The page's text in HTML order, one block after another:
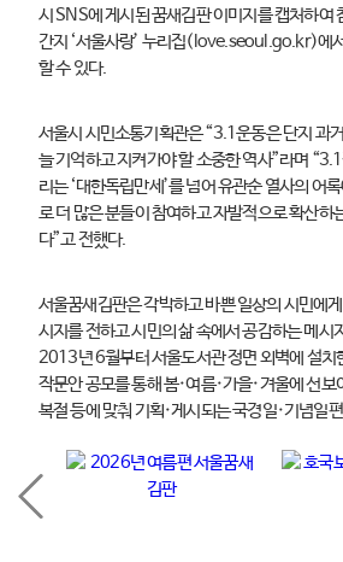
시 SNS에 게시된 꿈새김판 이미지를 캡처하여
간지 ‘서울사랑’ 누리집(love.seoul.go.kr)에
할 수 있다.
서울시 시민소통기획관은 “3.1운동은 단지 과
늘 기억하고 지켜가야 할 소중한 역사”라며
리는 ‘대한독립만세’를 넘어 유관순 열사의 어
로 더 많은 분들이 참여하고 자발적으로 확산하
다”고 전했다.
서울꿈새김판은 각박하고 바쁜 일상의 시민에
시지를 전하고 시민의 삶 속에서 공감하는 메시
2013년 6월부터 서울도서관 정면 외벽에 설치
작문안 공모를 통해 봄·여름·가을·겨울에 선
복절 등에 맞춰 기획·게시되는 국경일·기념일